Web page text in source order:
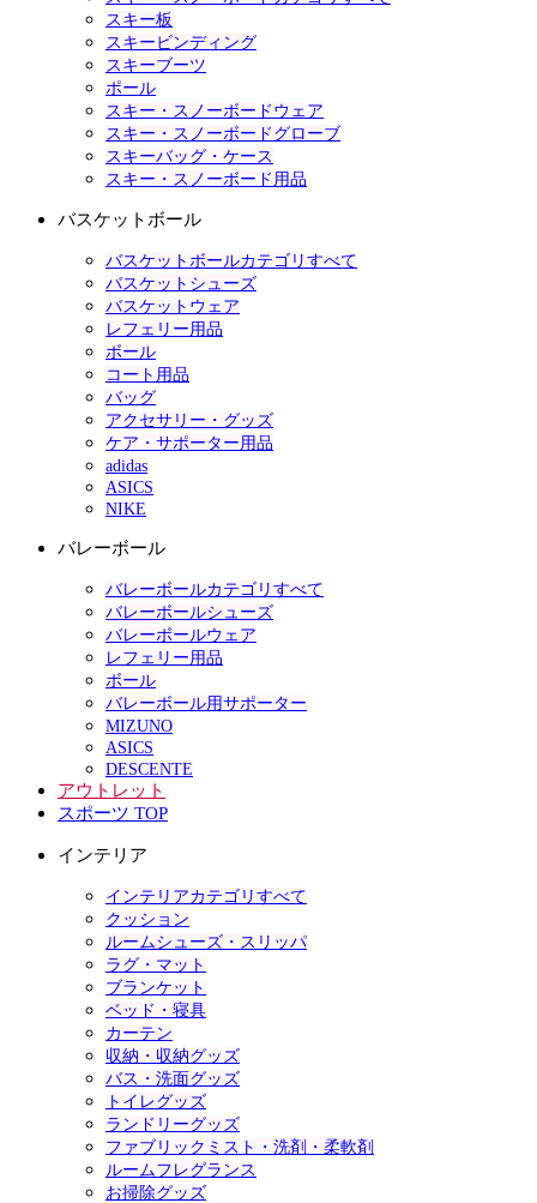
スキー板
スキービンディング
スキーブーツ
ポール
スキー・スノーボードウェア
スキー・スノーボードグローブ
スキーバッグ・ケース
スキー・スノーボード用品
バスケットボール
バスケットボールカテゴリすべて
バスケットシューズ
バスケットウェア
レフェリー用品
ボール
コート用品
バッグ
アクセサリー・グッズ
ケア・サポーター用品
adidas
ASICS
NIKE
バレーボール
バレーボールカテゴリすべて
バレーボールシューズ
バレーボールウェア
レフェリー用品
ボール
バレーボール用サポーター
MIZUNO
ASICS
DESCENTE
アウトレット
スポーツ TOP
インテリア
インテリアカテゴリすべて
クッション
ルームシューズ・スリッパ
ラグ・マット
ブランケット
ベッド・寝具
カーテン
収納・収納グッズ
バス・洗面グッズ
トイレグッズ
ランドリーグッズ
ファブリックミスト・洗剤・柔軟剤
ルームフレグランス
お掃除グッズ